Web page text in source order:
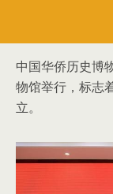
中国华侨历史博
物馆举行，标志
立。